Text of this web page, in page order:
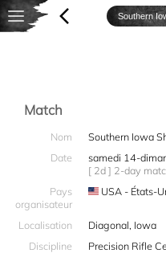
Match
Nom
Southern Iowa
Date
samedi 14-
[ 2d ] 2-day
Pays
organisateur
USA - États-
Localisation
Diagonal, Iowa
Discipline
Precision Rifle